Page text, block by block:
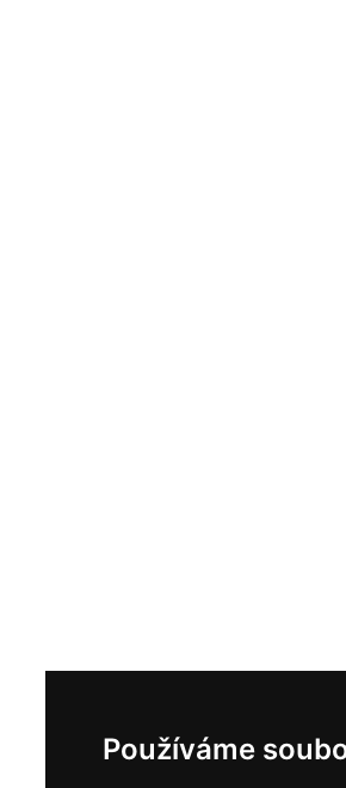
Používáme